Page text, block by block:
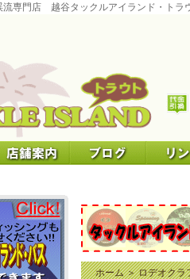
流専門店 越谷タックルアイランド・トラ
ホーム＞ロデオクラ